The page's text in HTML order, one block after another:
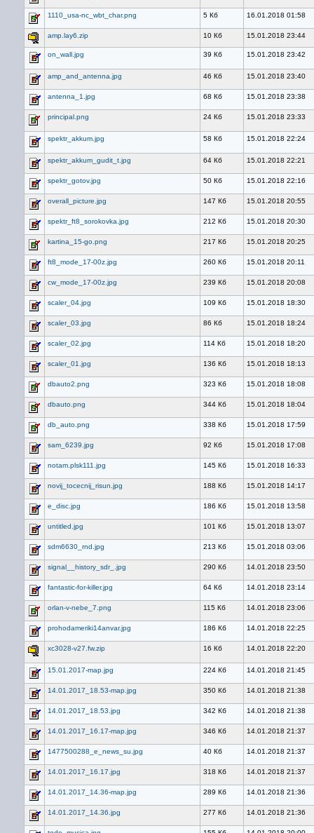
1110_usa-nc_wbt_char.png 5 Кб 16.01.2018 01:58
amp.lay6.zip 10 Кб 15.01.2018 23:44
on_wall.jpg 39 Кб 15.01.2018 23:42
amp_and_antenna.jpg 46 Кб 15.01.2018 23:40
antenna_1.jpg 68 Кб 15.01.2018 23:38
principal.png 24 Кб 15.01.2018 23:33
spektr_akkum.jpg 58 Кб 15.01.2018 22:24
spektr_akkum_gudit_t.jpg 64 Кб 15.01.2018 22:21
spektr_gotov.jpg 50 Кб 15.01.2018 22:16
overall_picture.jpg 147 Кб 15.01.2018 20:55
spektr_ft8_sorokovka.jpg 212 Кб 15.01.2018 20:30
kartina_15-go.png 217 Кб 15.01.2018 20:25
ft8_mode_17-00z.jpg 260 Кб 15.01.2018 20:11
cw_mode_17-00z.jpg 239 Кб 15.01.2018 20:08
scaler_04.jpg 109 Кб 15.01.2018 18:30
scaler_03.jpg 86 Кб 15.01.2018 18:24
scaler_02.jpg 114 Кб 15.01.2018 18:20
scaler_01.jpg 136 Кб 15.01.2018 18:13
dbauto2.png 323 Кб 15.01.2018 18:08
dbauto.png 344 Кб 15.01.2018 18:04
db_auto.png 338 Кб 15.01.2018 17:59
sam_6239.jpg 92 Кб 15.01.2018 17:08
notam.plsk111.jpg 145 Кб 15.01.2018 16:33
novij_tocecnij_risun.jpg 188 Кб 15.01.2018 14:17
e_disc.jpg 186 Кб 15.01.2018 13:58
untitled.jpg 101 Кб 15.01.2018 13:07
sdm6630_rnd.jpg 213 Кб 15.01.2018 03:06
signal__history_sdr_.jpg 290 Кб 14.01.2018 23:50
fantastic-for-killer.jpg 64 Кб 14.01.2018 23:14
orlan-v-nebe_7.png 115 Кб 14.01.2018 23:06
prohodameriki14anvar.jpg 186 Кб 14.01.2018 22:25
xc3028-v27.fw.zip 16 Кб 14.01.2018 22:20
15.01.2017-map.jpg 224 Кб 14.01.2018 21:45
14.01.2017_18.53-map.jpg 350 Кб 14.01.2018 21:38
14.01.2017_18.53.jpg 342 Кб 14.01.2018 21:38
14.01.2017_16.17-map.jpg 346 Кб 14.01.2018 21:37
1477500288_e_news_su.jpg 40 Кб 14.01.2018 21:37
14.01.2017_16.17.jpg 318 Кб 14.01.2018 21:37
14.01.2017_14.36-map.jpg 289 Кб 14.01.2018 21:36
14.01.2017_14.36.jpg 277 Кб 14.01.2018 21:36